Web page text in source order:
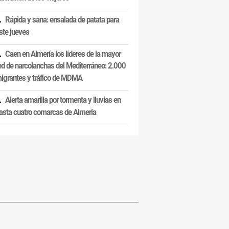
Rápida y sana: ensalada de patata para
jueves
Caen en Almería los líderes de la mayor
de narcolanchas del Mediterráneo: 2.000
y tráfico de MDMA
Alerta amarilla por tormenta y lluvias en
cuatro comarcas de Almería